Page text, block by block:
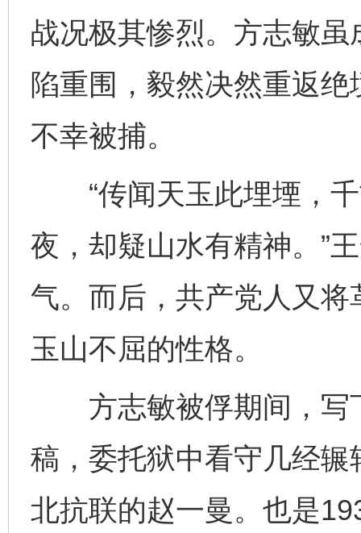
战况极其惨烈。方志敏
陷重围，毅然决然重返
不幸被捕。
“传闻天玉此埋堙，千
夜，却疑山水有精神。”
气。而后，共产党人又
玉山不屈的性格。
方志敏被俘期间，写
稿，委托狱中看守几经
北抗联的赵一曼。也是